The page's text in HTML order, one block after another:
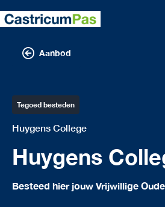
Aanbod
Tegoed besteden
Huygens College
Huygens
Besteed hier jouw Vrijwillige